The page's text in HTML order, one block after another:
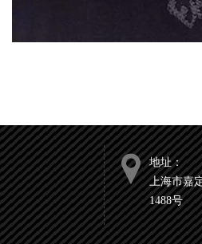
地址：
上海市嘉
1488号